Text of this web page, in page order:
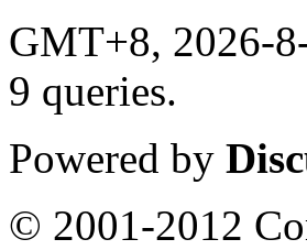
GMT+8, 2026-
9 queries.
Powered by
© 2001-2012